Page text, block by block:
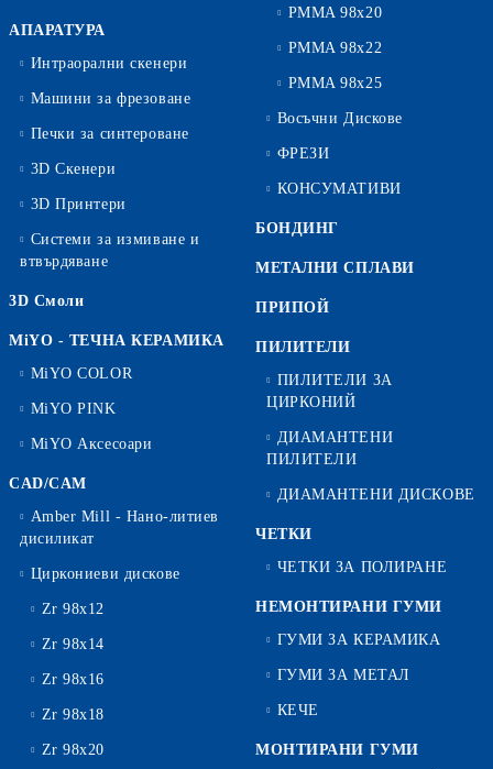
АПАРАТУРА
Интраорални скенери
Машини за фрезоване
Печки за синтероване
3D Скенери
3D Принтери
Системи за измиване и
втвърдяване
3D Смоли
MiYO - ТЕЧНА КЕРАМИКА
MiYO COLOR
MiYO PINK
MiYO Аксесоари
CAD/CAM
Amber Mill - Нано-литиев
дисиликат
Циркониеви дискове
Zr 98x12
Zr 98x14
Zr 98x16
Zr 98x18
Zr 98x20
PMMA 98x20
PMMA 98x22
PMMA 98x25
Восъчни Дискове
ФРЕЗИ
КОНСУМАТИВИ
БОНДИНГ
МЕТАЛНИ СПЛАВИ
ПРИПОЙ
ПИЛИТЕЛИ
ПИЛИТЕЛИ ЗА
ЦИРКОНИЙ
ДИАМАНТЕНИ
ПИЛИТЕЛИ
ДИАМАНТЕНИ ДИСКОВЕ
ЧЕТКИ
ЧЕТКИ ЗА ПОЛИРАНЕ
НЕМОНТИРАНИ ГУМИ
ГУМИ ЗА КЕРАМИКА
ГУМИ ЗА МЕТАЛ
КЕЧЕ
МОНТИРАНИ ГУМИ